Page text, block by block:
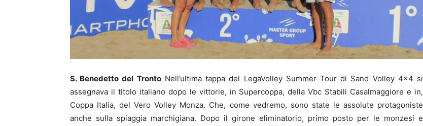
S. Benedetto del TrontoNell’ultima tappa del LegaVolley Summer Tour di Sand Volley 4×4 si
assegnava il titolo italiano dopo le vittorie, in Supercoppa, della Vbc Stabili Casalmaggiore e in,
Coppa Italia, del Vero Volley Monza. Che, come vedremo, sono state le assolute protagoniste
anche sulla spiaggia marchigiana. Dopo il girone eliminatorio, primo posto per le monzesi e